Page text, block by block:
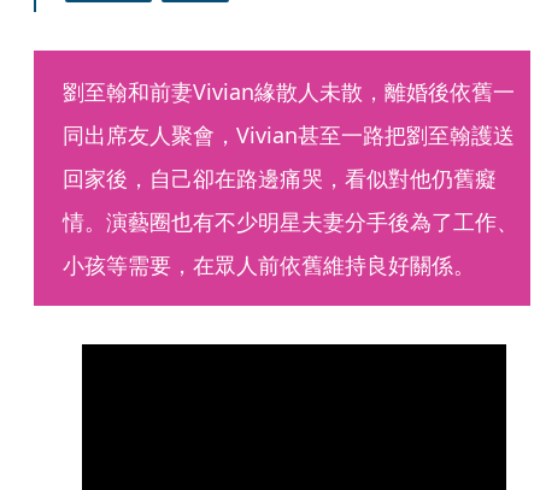
劉至翰和前妻Vivian緣散人未散，離婚後依舊一
同出席友人聚會，Vivian甚至一路把劉至翰護送
回家後，自己卻在路邊痛哭，看似對他仍舊癡
情。演藝圈也有不少明星夫妻分手後為了工作、
小孩等需要，在眾人前依舊維持良好關係。